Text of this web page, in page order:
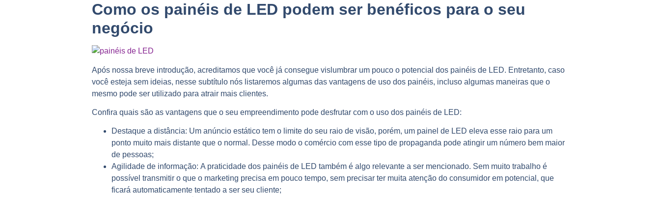
Como os painéis de LED podem ser benéficos para o seu
negócio
Após nossa breve introdução, acreditamos que você já consegue vislumbrar um pouco o potencial dos painéis de LED. Entretanto, caso
você esteja sem ideias, nesse subtítulo nós listaremos algumas das vantagens de uso dos painéis, incluso algumas maneiras que o
mesmo pode ser utilizado para atrair mais clientes.
Confira quais são as vantagens que o seu empreendimento pode desfrutar com o uso dos painéis de LED:
Destaque a distância: Um anúncio estático tem o limite do seu raio de visão, porém, um painel de LED eleva esse raio para um
ponto muito mais distante que o normal. Desse modo o comércio com esse tipo de propaganda pode atingir um número bem maior
de pessoas;
Agilidade de informação: A praticidade dos painéis de LED também é algo relevante a ser mencionado. Sem muito trabalho é
possível transmitir o que o marketing precisa em pouco tempo, sem precisar ter muita atenção do consumidor em potencial, que
ficará automaticamente tentado a ser seu cliente;